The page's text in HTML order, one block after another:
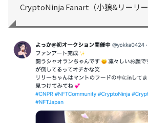
CryptoNinja Fanart（小狼&リーリー